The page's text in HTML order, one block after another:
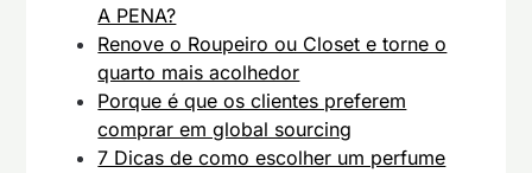
A PENA?
Renove o Roupeiro ou Closet e torne o
quarto mais acolhedor
Porque é que os clientes preferem
comprar em global sourcing
7 Dicas de como escolher um perfume